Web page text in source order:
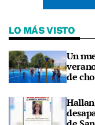
LO MÁS VISTO
Un
de